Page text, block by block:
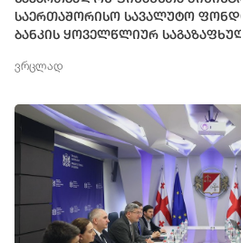
საერთაშორისო სავალუტო
ბანკის ყოველწლიურ
ვრცლად